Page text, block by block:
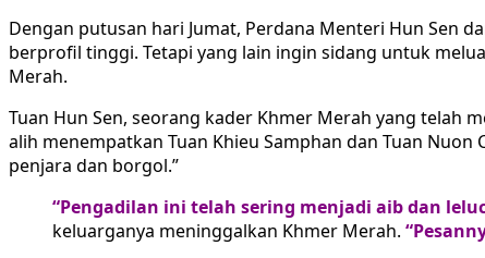
Dengan putusan hari Jumat, Perdana Menteri Hun Sen
berprofil tinggi. Tetapi yang lain ingin sidang untuk
Merah.
Tuan Hun Sen, seorang kader Khmer Merah yang telah
alih menempatkan Tuan Khieu Samphan dan Tuan
penjara dan borgol.”
“Pengadilan ini telah sering menjadi aib dan
keluarganya meninggalkan Khmer Merah.